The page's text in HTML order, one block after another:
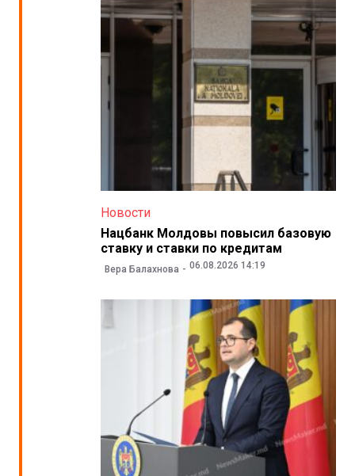
Новости
Нацбанк Молдовы повысил базовую
ставку и ставки по кредитам
Вера Балахнова 06.08.2026 14:19